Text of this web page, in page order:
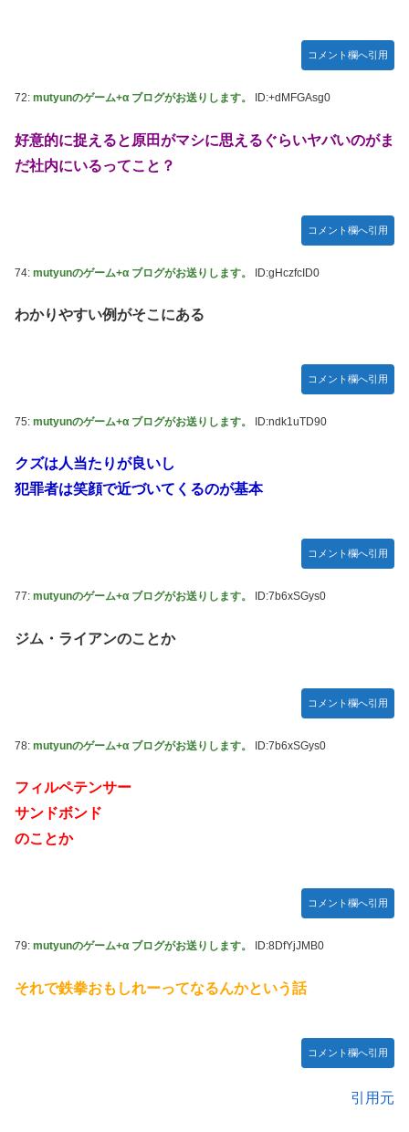
コメント欄へ引用
72: mutyunのゲーム+α ブログがお送りします。 ID:+dMFGAsg0
好意的に捉えると原田がマシに思えるぐらいヤバいのがま
だ社内にいるってこと？
コメント欄へ引用
74: mutyunのゲーム+α ブログがお送りします。 ID:gHczfcID0
わかりやすい例がそこにある
コメント欄へ引用
75: mutyunのゲーム+α ブログがお送りします。 ID:ndk1uTD90
クズは人当たりが良いし
犯罪者は笑顔で近づいてくるのが基本
コメント欄へ引用
77: mutyunのゲーム+α ブログがお送りします。 ID:7b6xSGys0
ジム・ライアンのことか
コメント欄へ引用
78: mutyunのゲーム+α ブログがお送りします。 ID:7b6xSGys0
フィルペテンサー
サンドボンド
のことか
コメント欄へ引用
79: mutyunのゲーム+α ブログがお送りします。 ID:8DfYjJMB0
それで鉄拳おもしれーってなるんかという話
コメント欄へ引用
引用元